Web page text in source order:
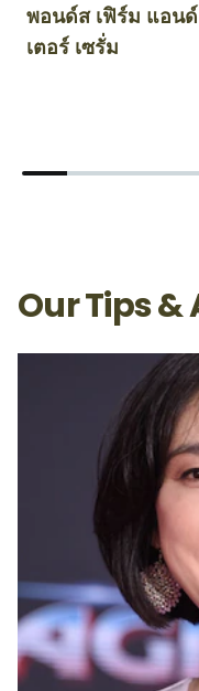
พอนด์ส เฟิร์ม แอนด์
เตอร์ เซรั่ม
Our Tips &